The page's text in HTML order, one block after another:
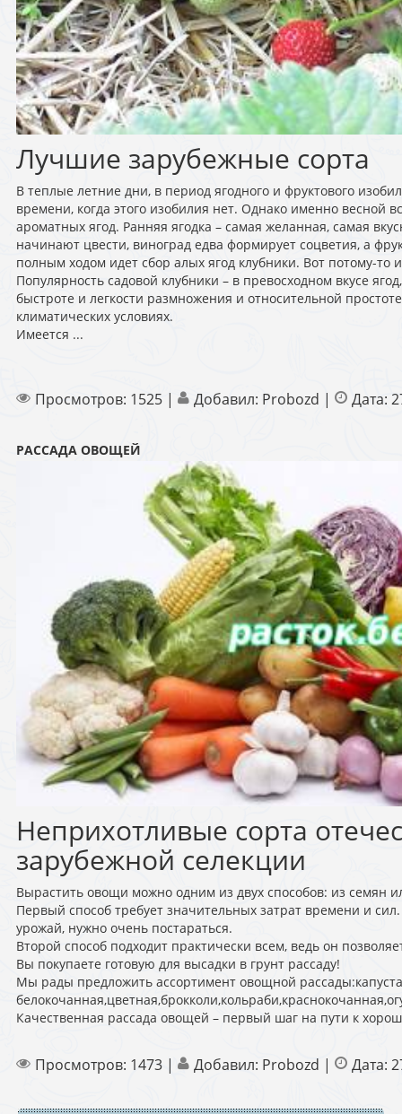
Лучшие зарубежные сорта
В теплые летние дни, в период ягодного и фруктового
времени, когда этого изобилия нет. Однако именно весной
ароматных ягод. Ранняя ягодка – самая желанная, самая
начинают цвести, виноград едва формирует соцветия, а
полным ходом идет сбор алых ягод клубники. Вот потому-то
Популярность садовой клубники – в превосходном вкусе
быстроте и легкости размножения и относительной
климатических условиях.
Имеется ...
Просмотров: 1525 | Добавил: Probozd | Дата:
РАССАДА ОВОЩЕЙ
Неприхотливые сорта
зарубежной селекции
Вырастить овощи можно одним из двух способов: из семян
Первый способ требует значительных затрат времени и
урожай, нужно очень постараться.
Второй способ подходит практически всем, ведь он
Вы покупаете готовую для высадки в грунт рассаду!
Мы рады предложить ассортимент овощной рассады:капуста
Качественная рассада овощей – первый шаг на пути к
Просмотров: 1473 | Добавил: Probozd | Дата: